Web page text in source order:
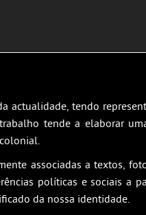
actualidade, tendo
tende a elaborar
associadas a textos,
políticas e sociais
da nossa identidade.